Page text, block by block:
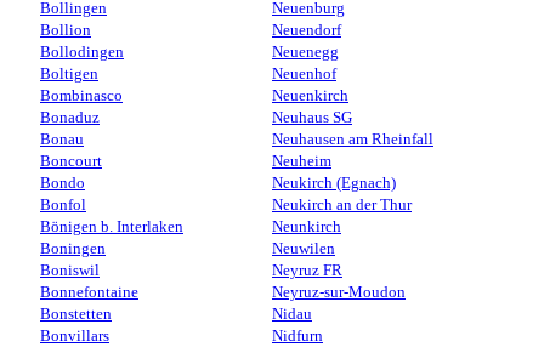
Bollingen
Bollion
Bollodingen
Boltigen
Bombinasco
Bonaduz
Bonau
Boncourt
Bondo
Bonfol
Bönigen b. Interlaken
Boningen
Boniswil
Bonnefontaine
Bonstetten
Bonvillars
Neuenburg
Neuendorf
Neuenegg
Neuenhof
Neuenkirch
Neuhaus SG
Neuhausen am Rheinfall
Neuheim
Neukirch (Egnach)
Neukirch an der Thur
Neunkirch
Neuwilen
Neyruz FR
Neyruz-sur-Moudon
Nidau
Nidfurn